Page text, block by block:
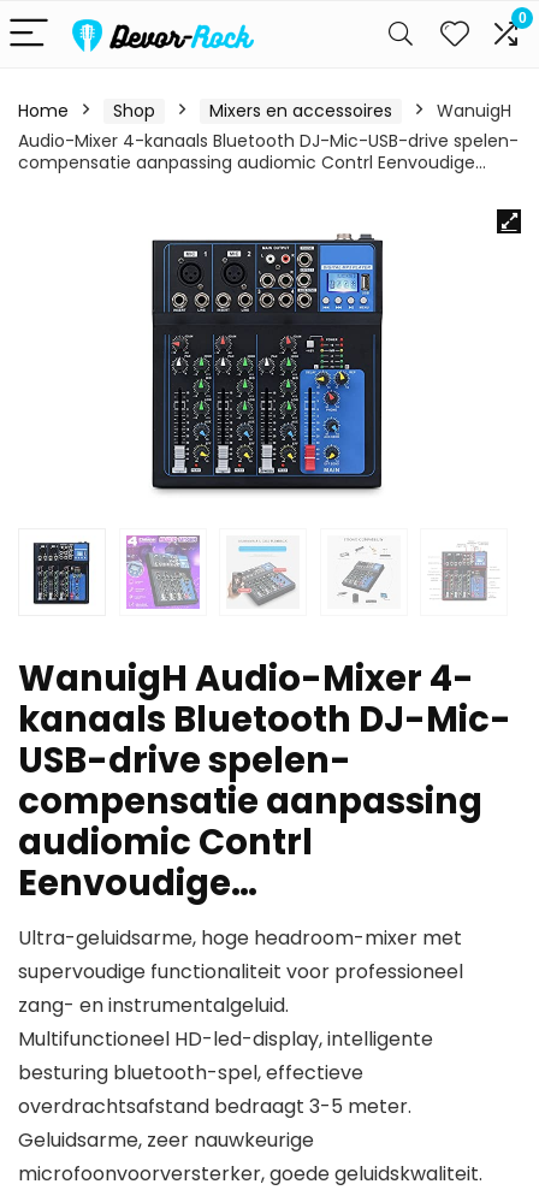
0
Home Shop Mixers en accessoires
WanuigH
Audio-Mixer 4-kanaals Bluetooth DJ-Mic-USB-drive spelen-
compensatie aanpassing audiomic Contrl Eenvoudige…
WanuigH Audio-Mixer 4-
kanaals Bluetooth DJ-Mic-
USB-drive spelen-
compensatie aanpassing
audiomic Contrl
Eenvoudige…
Ultra-geluidsarme, hoge headroom-mixer met
supervoudige functionaliteit voor professioneel
zang- en instrumentalgeluid.
Multifunctioneel HD-led-display, intelligente
besturing bluetooth-spel, effectieve
overdrachtsafstand bedraagt 3-5 meter.
Geluidsarme, zeer nauwkeurige
microfoonvoorversterker, goede geluidskwaliteit.